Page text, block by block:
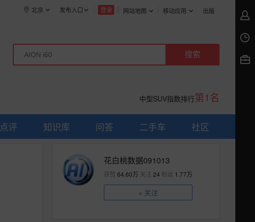
网站地图 移动应用 出版
登录
发布入口
北京
中型SUV指数排行第1名
点评 知识库 问答 二手车 社区
花白桃数据091013
获赞 64.60万 关注 24 粉丝 1.77万
+ 关注